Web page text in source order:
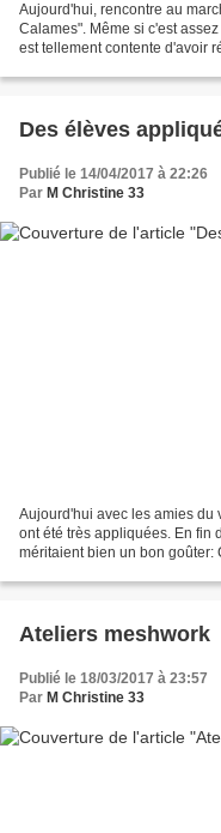
Aujourd'hui, rencontre au
Calames". Même si c'est
est tellement contente d'avoir
Des élèves
Publié le 14/04/2017 à 22:26
Par M Christine 33
Aujourd'hui avec les amies du
ont été très appliquées. En fin
méritaient bien un bon goûter:
Ateliers meshwork
Publié le 18/03/2017 à 23:57
Par M Christine 33